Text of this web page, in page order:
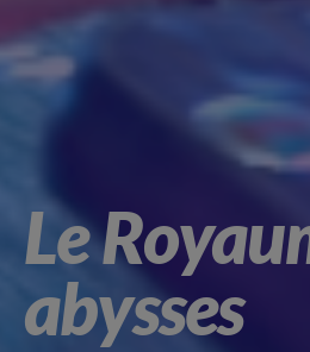
Le
abysses